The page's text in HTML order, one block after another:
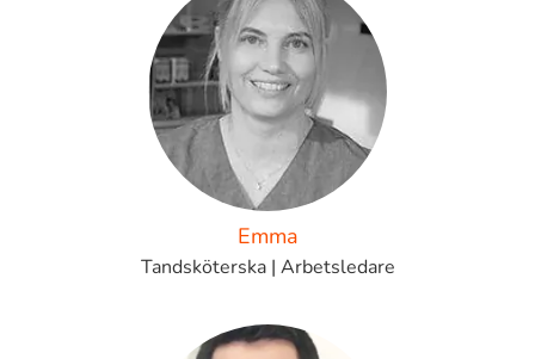
Emma
Tandsköterska | Arbetsledare